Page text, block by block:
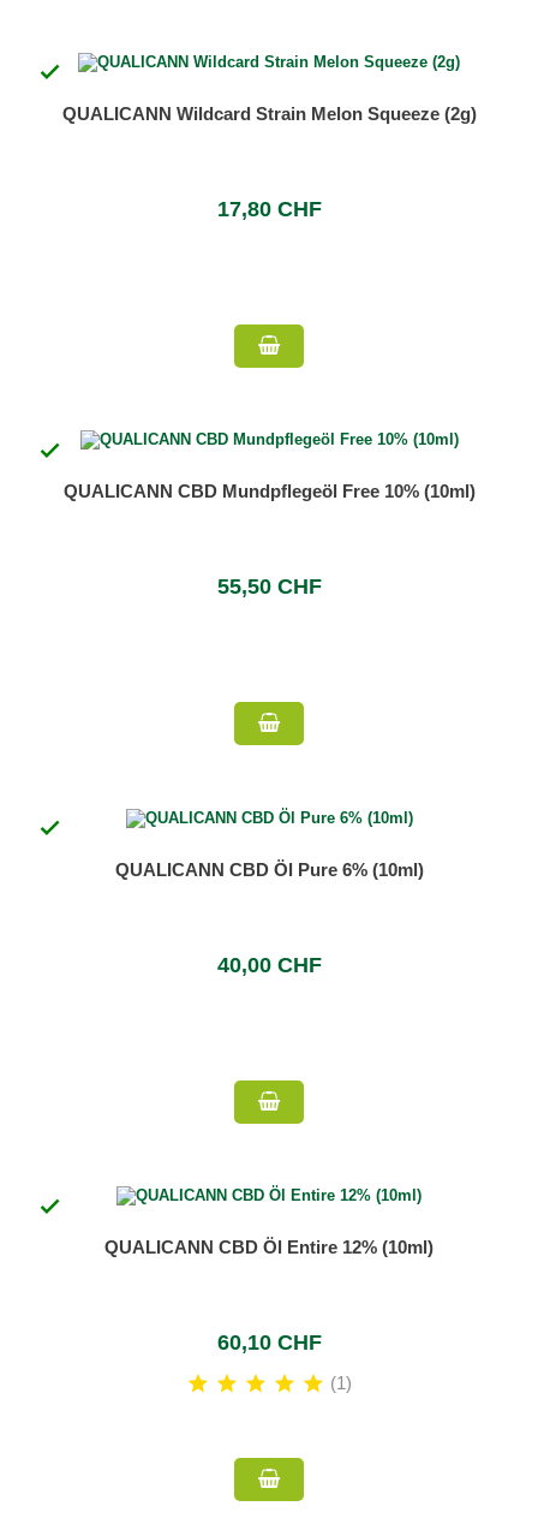

QUALICANN Wildcard Strain Melon Squeeze (2g)
17,80 CHF

QUALICANN CBD Mundpflegeöl Free 10% (10ml)
55,50 CHF

QUALICANN CBD Öl Pure 6% (10ml)
40,00 CHF

QUALICANN CBD Öl Entire 12% (10ml)
60,10 CHF
(1)